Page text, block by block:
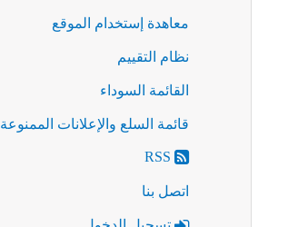
معاهدة إستخدام الموقع
نظام التقييم
القائمة السوداء
قائمة السلع والإعلانات الممنوعة
RSS
اتصل بنا